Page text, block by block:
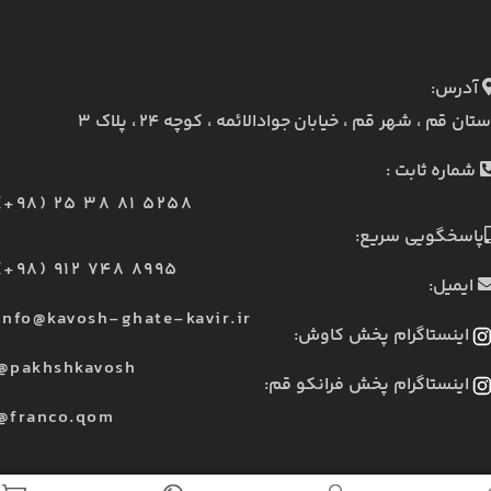
آدرس:
قم ، شهر قم ، خیابان جوادالائمه ، کوچه ۲۴ ، پلاک ۳
شماره ثابت :
25 38 81 5258
پاسخگویی سریع:
912 748 8995
ایمیل:
ghate-kavir.ir
اینستاگرام پخش کاوش:
اینستاگرام پخش فرانکو قم: